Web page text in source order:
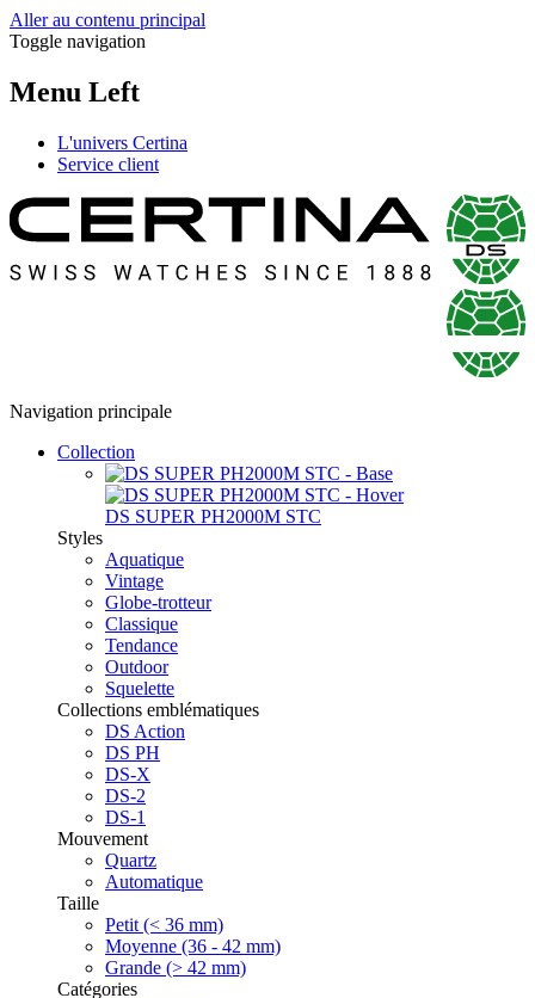
Aller au contenu principal
Toggle navigation
Menu Left
L'univers Certina
Service client
Navigation principale
Collection
DS SUPER PH2000M STC
Styles
Aquatique
Vintage
Globe-trotteur
Classique
Tendance
Outdoor
Squelette
Collections emblématiques
DS Action
DS PH
DS-X
DS-2
DS-1
Mouvement
Quartz
Automatique
Taille
Petit (< 36 mm)
Moyenne (36 - 42 mm)
Grande (> 42 mm)
Catégories